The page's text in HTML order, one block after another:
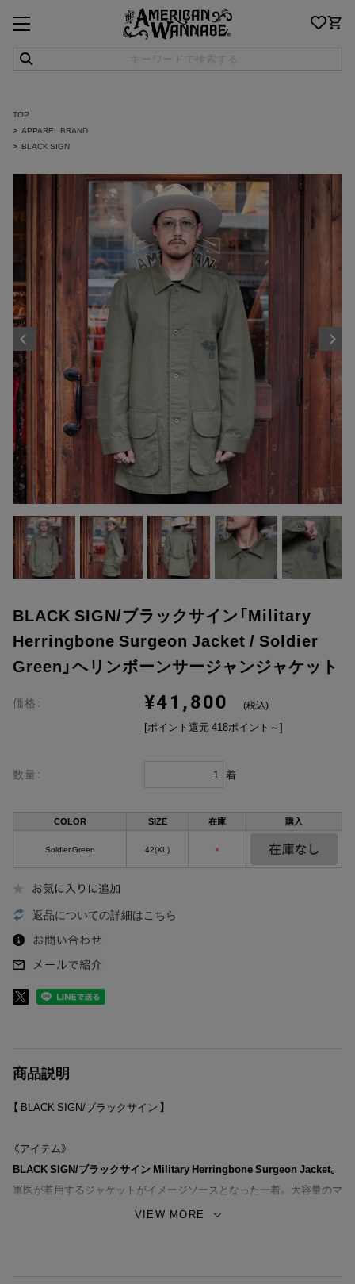
TOP
APPAREL BRAND
BLACK SIGN
BLACK SIGN/ブラックサイン「Military
Herringbone Surgeon Jacket / Soldier
Green」ヘリンボーンサージャンジャケット
価格: ¥41,800 (税込)
[ポイント還元 418ポイント～]
数量: 着
COLOR SIZE 在庫 購入
Soldier Green 42(XL) ×
返品についての詳細はこちら
商品説明
【 BLACK SIGN/ブラックサイン 】
《アイテム》
BLACK SIGN/ブラックサイン Military Herringbone Surgeon Jacket。
軍医が着用するジャケットがイメージソースとなった一着。 大容量のマ
チ付きポケットや調節不可のウエストバンドが付くバックビュー等が特
VIEW MORE